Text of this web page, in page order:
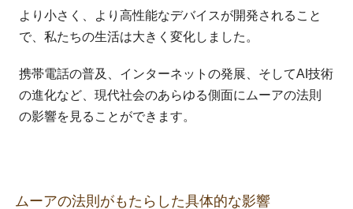
より小さく、より高性能なデバイスが開発されること
で、私たちの生活は大きく変化しました。
携帯電話の普及、インターネットの発展、そしてAI技術
の進化など、現代社会のあらゆる側面にムーアの法則
の影響を見ることができます。
ムーアの法則がもたらした具体的な影響